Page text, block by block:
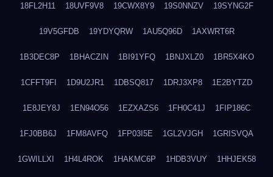
18FL2H11 18UVF9V8 19CWX8Y9 19S0NNZV 19SYNG2F
19V5GFDB 19YDYQRW 1AU5Q96D 1AXWRT6R
1B3DEC8P 1BHACZIN 1BI91YFQ 1BNJXLZ0 1BR5X4KO
1CFFT9FI 1D9U2JR1 1DBSQ817 1DRJ3XP8 1E2BYTZD
1E8JEY8J 1EN94O56 1EZXAZS6 1FH0C41J 1FIP186C
1FJ0BB6J 1FM8AVFQ 1FP03I5E 1GL2VJGH 1GRISVQA
1GWILLXI 1H4L4ROK 1HAKMC6P 1HDB3VUY 1HHJEK58